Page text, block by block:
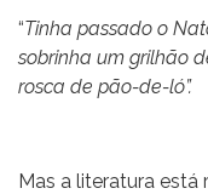
“Tinha passado o
sobrinha um grilhão
rosca de pão-de-ló”.
Mas a literatura está